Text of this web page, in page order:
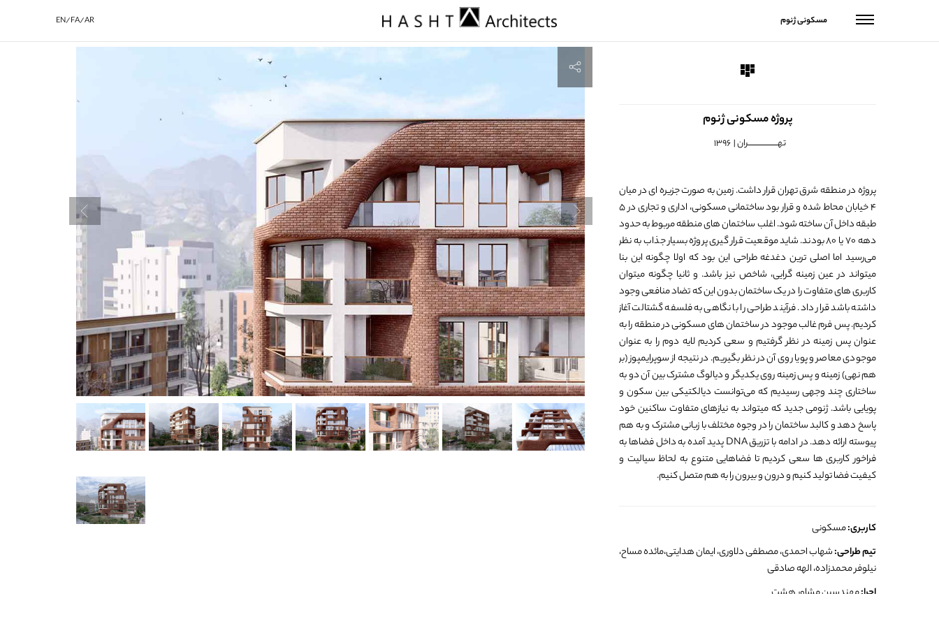
مسکونی ژنوم EN/FA/AR
پروژه مسکونی ژنوم
تهـــــــــــــــــــــران | 1396
پروژه در منطقه شرق تهران قرار داشت. زمین به صورت جزیره ای در میان
۴ خیابان محاط شده و قرار بود ساختمانی مسکونی، اداری و تجاری در ۵
طبقه داخل آن ساخته شود. اغلب ساختمان های منطقه مربوط به حدود
دهه ۷۰ یا ۸۰ بودند. شاید موقعیت قرار گیری پروژه بسیار جذاب به نظر
می‌رسید اما اصلی ترین دغدغه طراحی این بود که اولا چگونه این بنا
میتواند در عین زمینه گرایی، شاخص نیز باشد. و ثانیا چگونه میتوان
کاربری های متفاوت را در یک ساختمان بدون این که تضاد منافعی وجود
داشته باشد قرار داد. فرآیند طراحی را با نگاهی به فلسفه گشتالت آغاز
کردیم. پس فرم غالب موجود در ساختمان های مسکونی در منطقه را به
عنوان پس زمینه در نظر گرفتیم و سعی کردیم لایه دوم را به عنوان
موجودی معاصر و پویا روی آن در نظر بگیریم. در نتیجه از سوپرایمپوز (بر
هم نهی) زمینه و پس زمینه روی یکدیگر و دیالوگ مشترک بین آن دو به
ساختاری چند وجهی رسیدیم که می‌توانست دیالکتیکی بین سکون و
پویایی باشد. ژنومی جدید که میتواند به نیازهای متفاوت ساکنین خود
پاسخ دهد و کالبد ساختمان را در وجوه مختلف با زبانی مشترک و به هم
پیوسته ارائه دهد. در ادامه با تزریق DNA پدید آمده به داخل فضاها به
فراخور کاربری ها سعی کردیم تا فضاهایی متنوع به لحاظ سیالیت و
کیفیت فضا تولید کنیم و درون و بیرون را به هم متصل کنیم.
کاربری:مسکونی
تیم طراحی:شهاب احمدی، مصطفی دلاوری، ایمان هدایتی،مائده مساح،
نیلوفر محمدزاده، الهه صادقی
اجرا:مهندسین مشاور هشت